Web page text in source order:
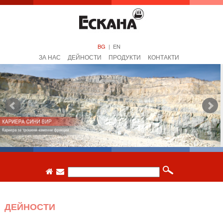
BG | EN
ЗА НАС ДЕЙНОСТИ ПРОДУКТИ КОНТАКТИ
ДЕЙНОСТИ